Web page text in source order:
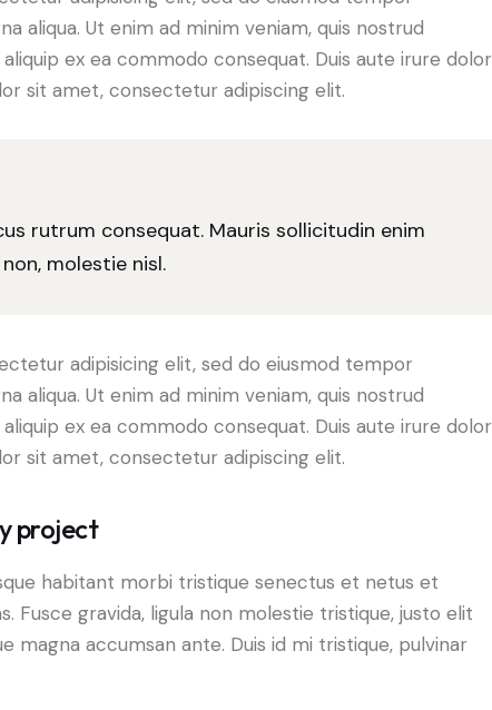
aliqua. Ut enim ad minim veniam, quis nostrud
ex ea commodo consequat. Duis aute irure dolor
sit amet, consectetur adipiscing elit.
rutrum consequat. Mauris sollicitudin enim
molestie nisl.
adipisicing elit, sed do eiusmod tempor
aliqua. Ut enim ad minim veniam, quis nostrud
ex ea commodo consequat. Duis aute irure dolor
sit amet, consectetur adipiscing elit.
project
habitant morbi tristique senectus et netus et
Fusce gravida, ligula non molestie tristique, justo elit
magna accumsan ante. Duis id mi tristique, pulvinar